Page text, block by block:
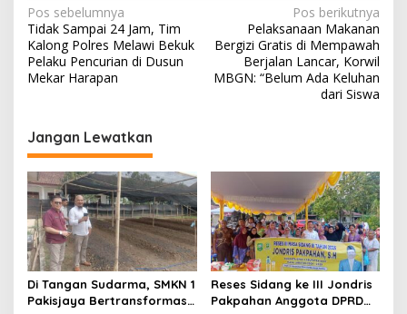
N
a
v
i
a
s
i
p
o
s
Pos sebelumnya
Tidak Sampai 24 Jam, Tim
Kalong Polres Melawi Bekuk
Pelaku Pencurian di Dusun
Mekar Harapan
Pos berikutnya
Pelaksanaan Makanan
Bergizi Gratis di Mempawah
Berjalan Lancar, Korwil
MBGN: “Belum Ada Keluhan
dari Siswa
Jangan Lewatkan
Di Tangan Sudarma, SMKN 1
Pakisjaya Bertransformasi
Reses Sidang ke III Jondris
Pakpahan Anggota DPRD